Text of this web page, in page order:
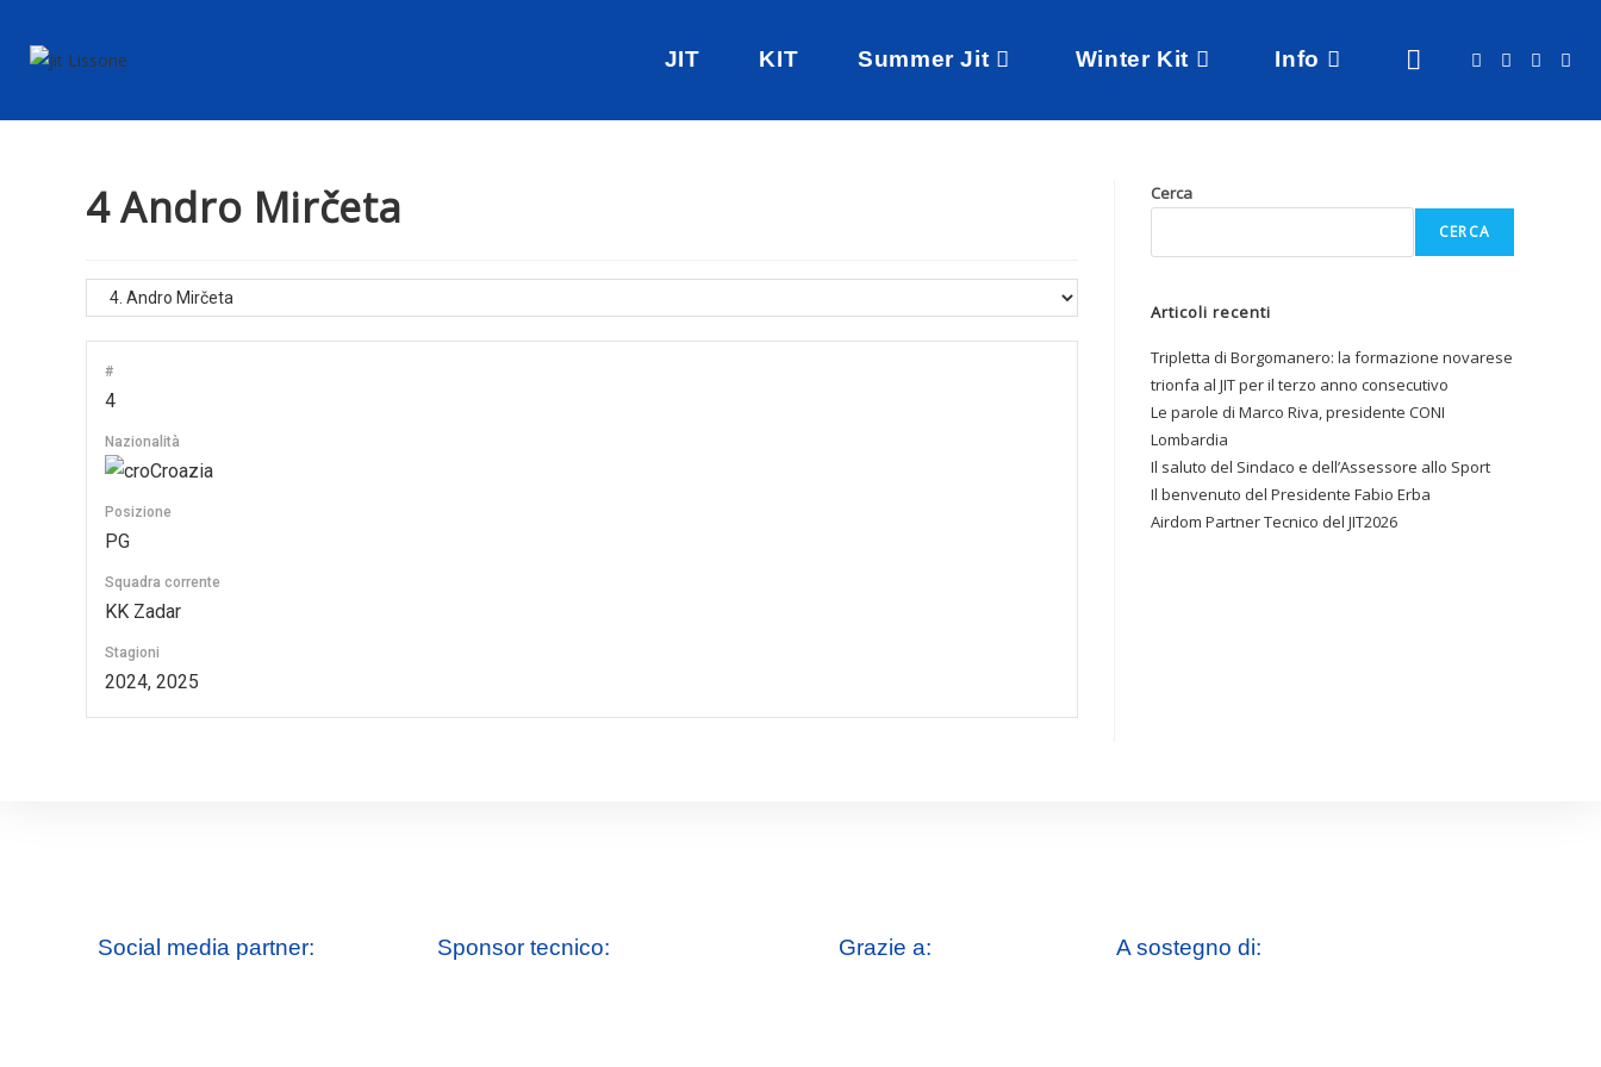
JIT KIT Summer Jit Winter Kit Info
4Andro Mirčeta
#
4
Nazionalità
Croazia
Posizione
PG
Squadra corrente
KK Zadar
Stagioni
2024, 2025
Cerca
CERCA
Articoli recenti
Tripletta di Borgomanero: la formazione novarese
trionfa al JIT per il terzo anno consecutivo
Le parole di Marco Riva, presidente CONI
Lombardia
Il saluto del Sindaco e dell’Assessore allo Sport
Il benvenuto del Presidente Fabio Erba
Airdom Partner Tecnico del JIT2026
Social media partner: Sponsor tecnico: Grazie a: A sostegno di: